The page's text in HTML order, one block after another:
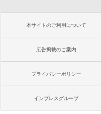
本サイトのご利用について
広告掲載のご案内
プライバシーポリシー
インプレスグループ